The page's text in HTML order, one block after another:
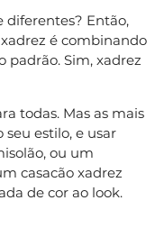
diferentes? Então,
é combinando
padrão. Sim, xadrez
todas. Mas as mais
estilo, e usar
ou um
casacão xadrez
de cor ao look.